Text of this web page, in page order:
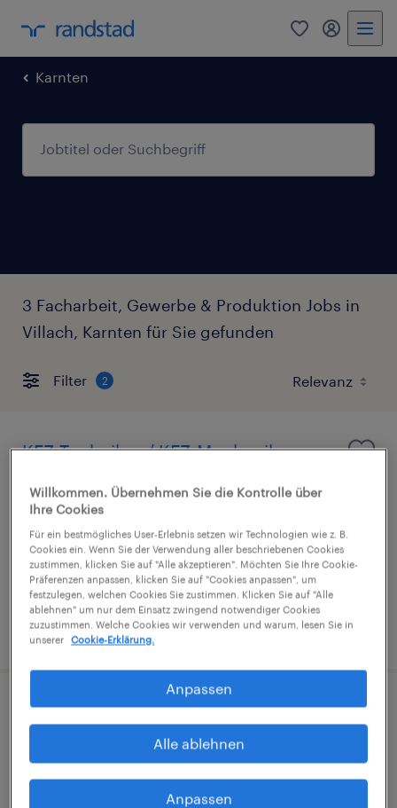
0 Mein
Karnten
3 Facharbeit, Gewerbe & Produktion Jobs in
Villach, Karnten für Sie gefunden
Filter 2
KFZ-Techniker / KFZ-Mechaniker
Villach, Karnten
Festanstellung
€2,318 - €2,920 pro monat
veröffentlicht am 14. Juli 2026
Data Scientist - Industry 4.0 &
Predictive Maintenance (m/w/d)
Villach, Karnten
Willkommen. Übernehmen Sie die Kontrolle über
Ihre Cookies
Für ein bestmögliches User-Erlebnis setzen wir Technologien wie z. B.
Cookies ein. Wenn Sie der Verwendung aller beschriebenen Cookies
zustimmen, klicken Sie auf "Alle akzeptieren". Möchten Sie Ihre Cookie-
Präferenzen anpassen, klicken Sie auf "Cookies anpassen", um
festzulegen, welchen Cookies Sie zustimmen. Klicken Sie auf "Alle
ablehnen" um nur dem Einsatz zwingend notwendiger Cookies
zuzustimmen. Welche Cookies wir verwenden und warum, lesen Sie in
unserer
Cookie-Erklärung.
Anpassen
Alle ablehnen
Anpassen